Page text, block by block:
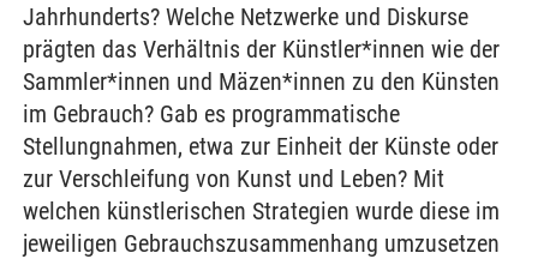
Jahrhunderts? Welche Netzwerke und Diskurse
prägten das Verhältnis der Künstler*innen wie der
Sammler*innen und Mäzen*innen zu den Künsten
im Gebrauch? Gab es programmatische
Stellungnahmen, etwa zur Einheit der Künste oder
zur Verschleifung von Kunst und Leben? Mit
welchen künstlerischen Strategien wurde diese im
jeweiligen Gebrauchszusammenhang umzusetzen